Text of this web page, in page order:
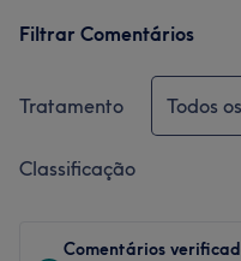
Filtrar Comentários
Tratamento Todos
Classificação
Comentários